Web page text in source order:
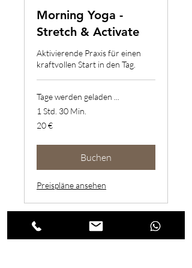
Morning Yoga -
Stretch & Activate
Aktivierende Praxis für einen
kraftvollen Start in den Tag.
Tage werden geladen ...
1 Std. 30 Min.
20
Euro
20 €
Buchen
Preispläne ansehen